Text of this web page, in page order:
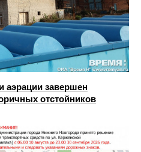
аэрации завершен
отстойников